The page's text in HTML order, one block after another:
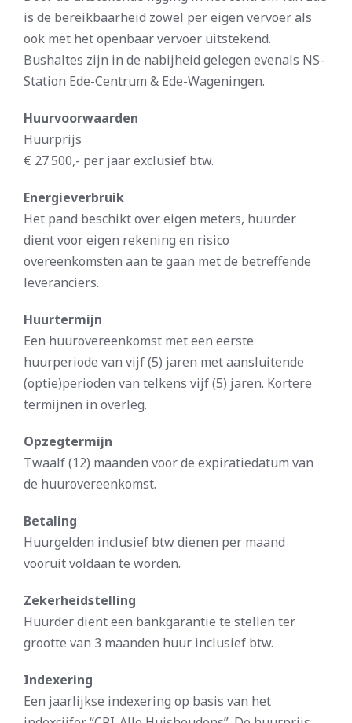
is de bereikbaarheid zowel per eigen vervoer als
ook met het openbaar vervoer uitstekend.
Bushaltes zijn in de nabijheid gelegen evenals NS-
Station Ede-Centrum & Ede-Wageningen.
Huurvoorwaarden
Huurprijs
€ 27.500,- per jaar exclusief btw.
Energieverbruik
Het pand beschikt over eigen meters, huurder
dient voor eigen rekening en risico
overeenkomsten aan te gaan met de betreffende
leveranciers.
Huurtermijn
Een huurovereenkomst met een eerste
huurperiode van vijf (5) jaren met aansluitende
(optie)perioden van telkens vijf (5) jaren. Kortere
termijnen in overleg.
Opzegtermijn
Twaalf (12) maanden voor de expiratiedatum van
de huurovereenkomst.
Betaling
Huurgelden inclusief btw dienen per maand
vooruit voldaan te worden.
Zekerheidstelling
Huurder dient een bankgarantie te stellen ter
grootte van 3 maanden huur inclusief btw.
Indexering
Een jaarlijkse indexering op basis van het